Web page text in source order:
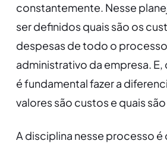
constantemente. Nesse
ser definidos quais são os
despesas de todo o
administrativo da empresa. E,
é fundamental fazer a
valores são custos e quais
A disciplina nesse processo